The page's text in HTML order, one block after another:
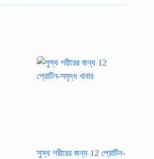
সুস্থ শরীরের জন্য 12 প্রোটিন-